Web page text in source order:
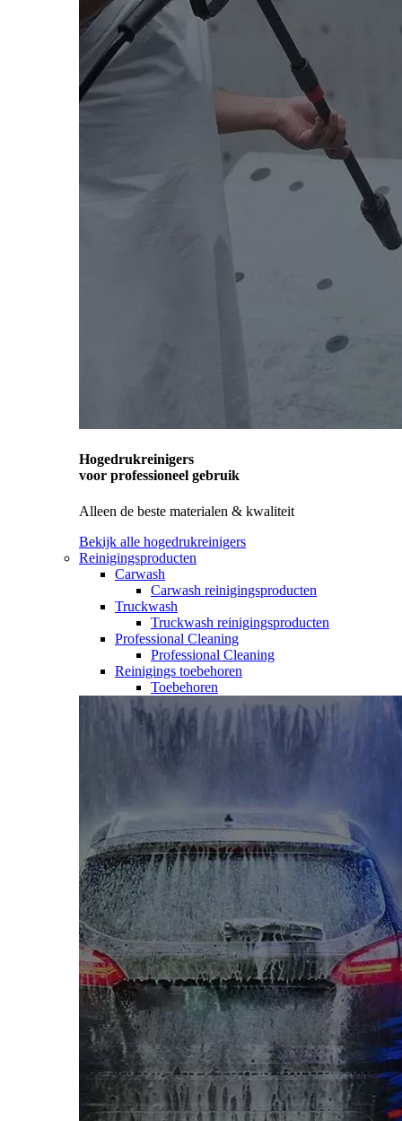
Hogedrukreinigers
voor professioneel gebruik
Alleen de beste materialen & kwaliteit
Bekijk alle hogedrukreinigers
Reinigingsproducten
Carwash
Carwash reinigingsproducten
Truckwash
Truckwash reinigingsproducten
Professional Cleaning
Professional Cleaning
Reinigings toebehoren
Toebehoren